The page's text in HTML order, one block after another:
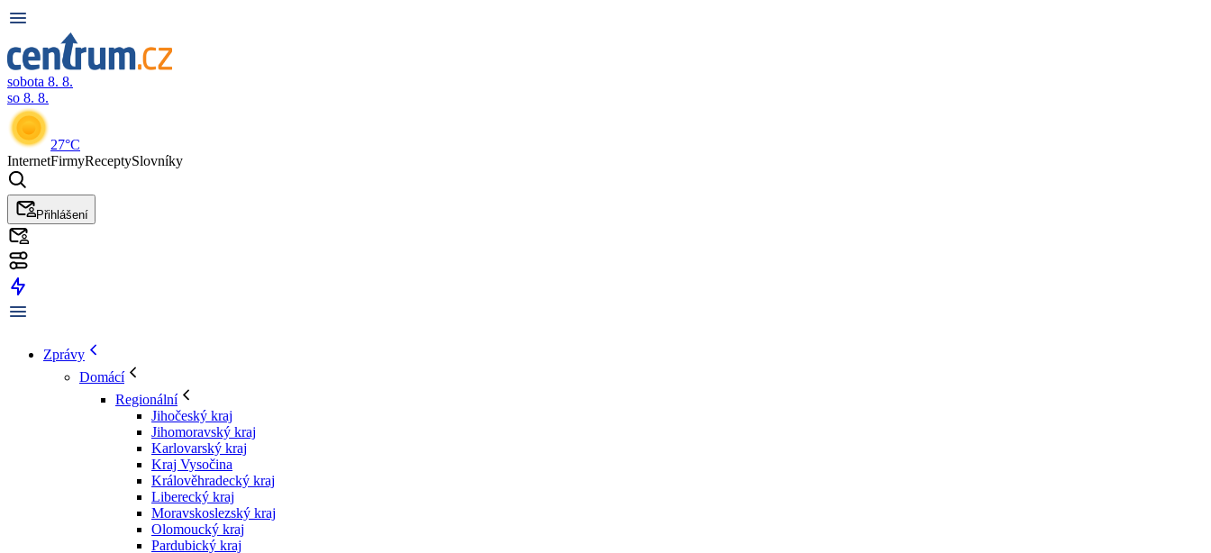
sobota 8. 8.
so 8. 8.
27°C
InternetFirmyReceptySlovníky
Přihlášení
Zprávy
Domácí
Regionální
Jihočeský kraj
Jihomoravský kraj
Karlovarský kraj
Kraj Vysočina
Králověhradecký kraj
Liberecký kraj
Moravskoslezský kraj
Olomoucký kraj
Pardubický kraj